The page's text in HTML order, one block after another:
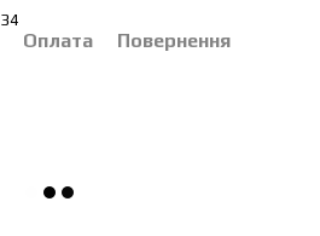
34
Оплата Повернення